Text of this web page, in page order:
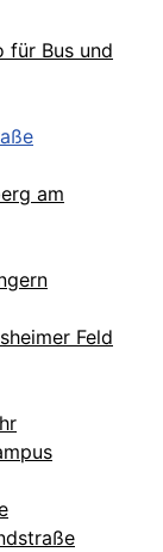
für Bus und
am
Feld